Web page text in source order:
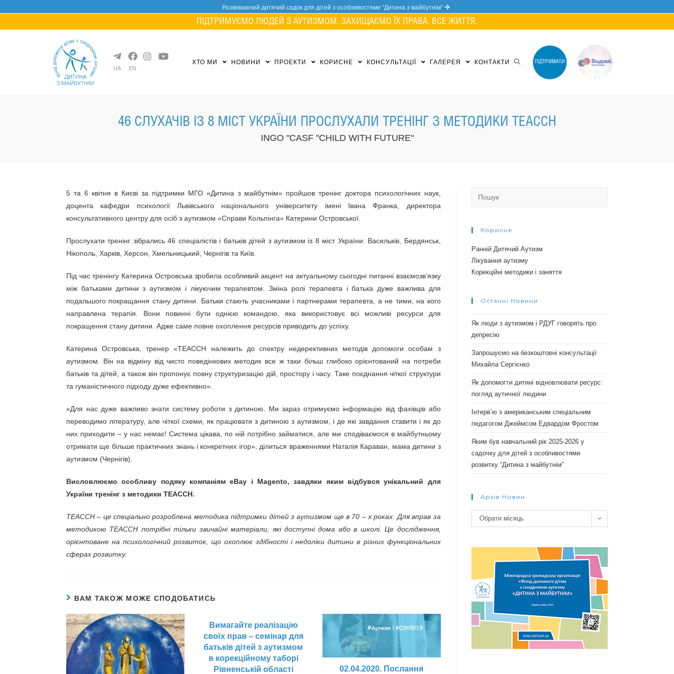
content
Розвиваючий дитячий садок для дітей з особливостями “Дитина з майбутнім”
ПІДТРИМУЄМО ЛЮДЕЙ З АУТИЗМОМ. ЗАХИЩАЄМО ЇХ ПРАВА. ВСЕ ЖИТТЯ.
UA EN
ХТО МИ НОВИНИ ПРОЕКТИ КОРИСНЕ КОНСУЛЬТАЦІЇ ГАЛЕРЕЯ КОНТАКТИ
46 СЛУХАЧІВ ІЗ 8 МІСТ УКРАЇНИ ПРОСЛУХАЛИ ТРЕНІНГ З МЕТОДИКИ TEACCH
INGO "CASF "CHILD WITH FUTURE"
5 та 6 квітня в Києві за підтримки МГО «Дитина з майбутнім» пройшов тренінг доктора психологічних наук,
доцента кафедри психології Львівського національного університету імені Івана Франка, директора
консультативного центру для осіб з аутизмом «Справи Кольпінга» Катерини Островської.
Прослухати тренінг зібрались 46 спеціалістів і батьків дітей з аутизмом із 8 міст України: Васильків, Бердянськ,
Нікополь, Харків, Херсон, Хмельницький, Чернігів та Київ.
Під час тренінгу Катерина Островська зробила особливий акцент на актуальному сьогодні питанні взаємозв’язку
між батьками дитини з аутизмом і лікуючим терапевтом. Зміна ролі терапевта і батька дуже важлива для
подальшого покращання стану дитини. Батьки стають учасниками і партнерами терапевта, а не тими, на кого
направлена терапія. Вони повинні бути однією командою, яка використовує всі можливі ресурси для
покращення стану дитини. Адже саме повне охоплення ресурсів приводить до успіху.
Катерина Островська, тренер «ТЕАССН належить до спектру недерективних методів допомоги особам з
аутизмом. Він на відміну від чисто поведінкових методик все ж таки більш глибоко орієнтований на потреби
батьків та дітей, а також він пропонує повну структуризацію дій, простору і часу. Таке поєднання чіткої структури
та гуманістичного підходу дуже ефективно».
«Для нас дуже важливо знати систему роботи з дитиною. Ми зараз отримуємо інформацію від фахівців або
переводимо літературу, але чіткої схеми, як працювати з дитиною з аутизмом, і де які завдання ставити і як до
них приходити – у нас немає! Система цікава, по ній потрібно займатися, але ми сподіваємося в майбутньому
отримати ще більше практичних знань і конкретних ігор», ділиться враженнями Наталія Караван, мама дитини з
аутизмом (Чернігів).
Висловлюємо особливу подяку компаніям еВау і Magento, завдяки яким відбувся унікальний для
України тренінг з методики ТЕАССН.
TEACCH – це спеціально розроблена методика підтримки дітей з аутизмом ще в 70 – х роках. Для вправ за
методикою TEACCH потрібні тільки звичайні матеріали, які доступні дома або в школі. Це дослідження,
орієнтоване на психологічний розвиток, що охоплює здібності і недоліки дитини в різних функціональних
сферах розвитку.
ВАМ ТАКОЖ МОЖЕ СПОДОБАТИСЬ
Вимагайте реалізацію
своїх прав – семінар для
батьків дітей з аутизмом
в корекційному таборі
Рівненській області
02.04.2020. Послання
Корисне
Ранній Дитячий Аутизм
Лікування аутизму
Корекційні методики і заняття
Останні Новини
Як люди з аутизмом і РДУГ говорять про
депресію
Запрошуємо на безкоштовні консультації
Михайла Сергієнко
Як допомогти дитині відновлювати ресурс:
погляд аутичної людини
Інтерв’ю з американським спеціальним
педагогом Джеймсом Едвардом Фростом
Яким був навчальний рік 2025-2026 у
садочку для дітей з особливостями
розвитку “Дитина з майбутнім”
Архів Новин
Архів
новин
Обрати місяць